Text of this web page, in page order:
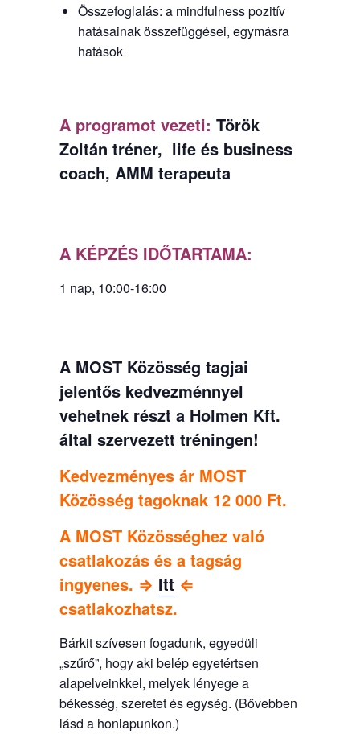
Összefoglalás: a mindfulness pozitív
hatásainak összefüggései, egymásra
hatások
A programot vezeti: Török
Zoltán tréner, life és business
coach, AMM terapeuta
A KÉPZÉS IDŐTARTAMA:
1 nap, 10:00-16:00
A MOST Közösség tagjai
jelentős kedvezménnyel
vehetnek részt a Holmen Kft.
által szervezett tréningen!
Kedvezményes ár MOST
Közösség tagoknak 12 000 Ft.
A MOST Közösséghez való
csatlakozás és a tagság
ingyenes. ⇒ Itt ⇐
csatlakozhatsz.
Bárkit szívesen fogadunk, egyedüli
„szűrő”, hogy aki belép egyetértsen
alapelveinkkel, melyek lényege a
békesség, szeretet és egység. (Bővebben
lásd a honlapunkon.)